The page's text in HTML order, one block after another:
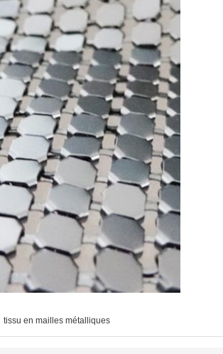
tissu en mailles métalliques